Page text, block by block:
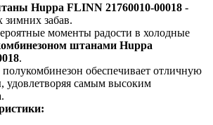
Huppa FLINN 21760010-00018 -
забав.
моменты радости в холодные
штанами Huppa
.
обеспечивает отличную
удовлетворяя самым высоким